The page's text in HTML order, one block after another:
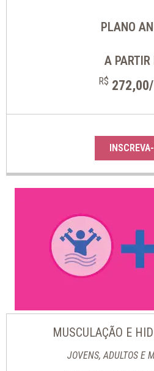
PLANO
A PARTIR
R$ 272,00/
MUSCULAÇÃO E
JOVENS, ADULTOS E